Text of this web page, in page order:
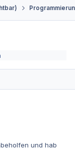
und hab